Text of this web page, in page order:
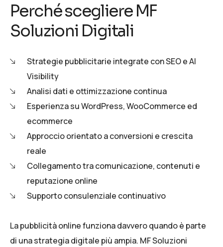
Perché scegliere MF
Soluzioni Digitali
Strategie pubblicitarie integrate con SEO e AI
Visibility
Analisi dati e ottimizzazione continua
Esperienza su WordPress, WooCommerce ed
ecommerce
Approccio orientato a conversioni e crescita
reale
Collegamento tra comunicazione, contenuti e
reputazione online
Supporto consulenziale continuativo
La pubblicità online funziona davvero quando è parte
di una strategia digitale più ampia. MF Soluzioni